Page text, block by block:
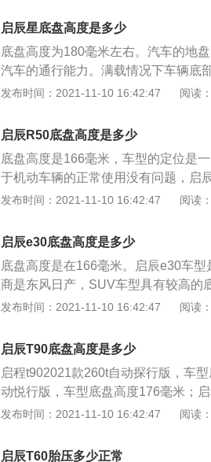
然吸气发动机，匹配的是手动变速箱
本，使用的是汽油，结构是一款4门5
启辰星底盘高度是多少
底盘高度为180毫米左右。汽车的地
汽车的通行能力。满载情况下车辆底
过性好，反之越近，通过性就差。汽
顺畅的通过缺点：底盘高的车子通过
定性，必须要通过油耗的损失使轮胎
发布时间：2021-11-10 16:42:47 阅读
启辰R50底盘高度是多少
底盘高度是166毫米，车型的定位是
于机动车辆的正常使用没有问题，启
达为同平台，是由东风日产所生产。
率是86，最大扭矩是153，匹配的是
方式只有两驱版本可以选择，车辆的
发布时间：2021-11-10 16:42:47 阅读
启辰e30底盘高度是多少
底盘高度是在166毫米。启辰e30车
商是东风日产，SUV车型具有较高的
来更好的通过性，在日常使用的时候
来更好通过性。但行驶到非铺装路面
低车辆的速度，要避免造成底盘的磕
发布时间：2021-11-10 16:42:47 阅读
启辰T90底盘高度是多少
启程t902021款260t自动探行版，车
动悦行版，车型底盘高度176毫米；
型底盘高度169毫米；启程t902021款
目前在售的只有2021款车型，车辆使
发布时间：2021-11-10 16:42:47 阅读
启辰T60胎压多少正常